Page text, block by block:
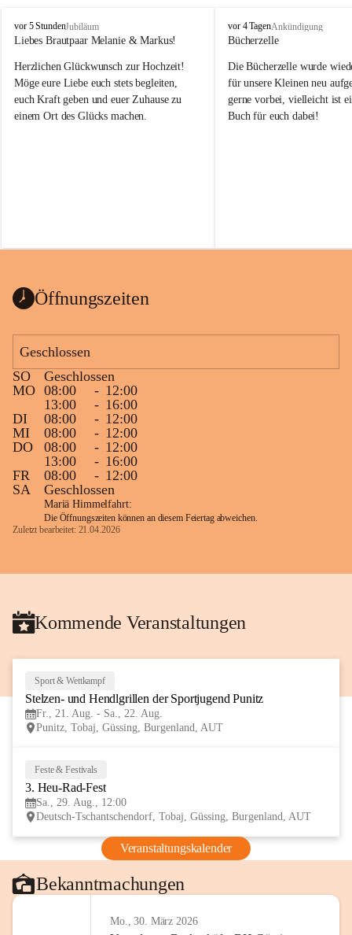
T
o
a
j
vor 5 StundenJubiläum
Liebes Brautpaar Melanie & Markus!
Herzlichen Glückwunsch zur Hochzeit!
Möge eure Liebe euch stets begleiten,
euch Kraft geben und euer Zuhause zu
einem Ort des Glücks machen.
T
o
a
j
vor 4 TagenAnkündigung
Bücherzelle
Die Bücherzelle wurde
für unsere Kleinen neu
gerne vorbei, vielleicht ist
Buch für euch dabei!
Wanduhr (!) benutzt und
Öffnungszeiten
Geschlossen
SO
Geschlossen
MO 08:00 - 12:00
13:00
- 16:00
DI
08:00 - 12:00
MI
08:00 - 12:00
DO
08:00 - 12:00
13:00
- 16:00
FR
08:00 - 12:00
SA
Geschlossen
Mariä Himmelfahrt:
Die Öffnungszeiten können an diesem Feiertag abweichen.
Zuletzt bearbeitet: 21.04.2026
Kommende Veranstaltungen
Sport & Wettkampf
Stelzen- und Hendlgrillen der Sportjugend Punitz
Fr., 21. Aug. - Sa., 22. Aug.
Punitz, Tobaj, Güssing, Burgenland, AUT
Feste & Festivals
3. Heu-Rad-Fest
Sa., 29. Aug., 12:00
Deutsch-Tschantschendorf, Tobaj, Güssing, Burgenland, AUT
Veranstaltungskalender
Bekanntmachungen
Mo., 30. März 2026